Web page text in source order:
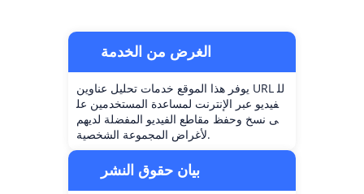
الغرض من الخدمة
يوفر هذا الموقع خدمات تحليل عناوين URL لل
فيديو عبر الإنترنت لمساعدة المستخدمين عل
ى نسخ وحفظ مقاطع الفيديو المفضلة لديهم
لأغراض المجموعة الشخصية.
بيان حقوق النشر